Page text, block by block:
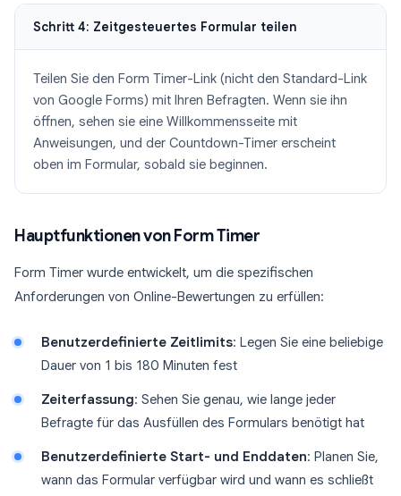
Schritt 4: Zeitgesteuertes Formular teilen
Teilen Sie den Form Timer-Link (nicht den Standard-Link
von Google Forms) mit Ihren Befragten. Wenn sie ihn
öffnen, sehen sie eine Willkommensseite mit
Anweisungen, und der Countdown-Timer erscheint
oben im Formular, sobald sie beginnen.
Hauptfunktionen von Form Timer
Form Timer wurde entwickelt, um die spezifischen
Anforderungen von Online-Bewertungen zu erfüllen:
Benutzerdefinierte Zeitlimits: Legen Sie eine beliebige
Dauer von 1 bis 180 Minuten fest
Zeiterfassung: Sehen Sie genau, wie lange jeder
Befragte für das Ausfüllen des Formulars benötigt hat
Benutzerdefinierte Start- und Enddaten: Planen Sie,
wann das Formular verfügbar wird und wann es schließt